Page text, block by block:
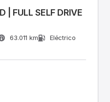
| FULL SELF DRIVE
63.011 km
Eléctrico